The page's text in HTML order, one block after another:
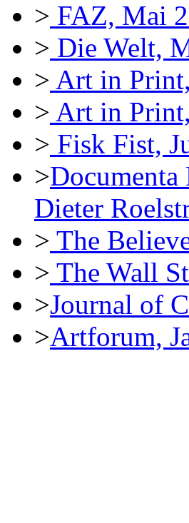
> FAZ, Mai
> Die Welt,
> Art in
> Art in
> Fisk Fist,
>
Dieter
> The
> The Wall
>Journal of
>Artforum,